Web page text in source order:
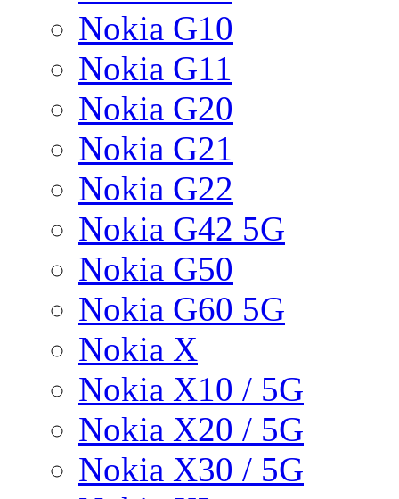
Nokia G10
Nokia G11
Nokia G20
Nokia G21
Nokia G22
Nokia G42 5G
Nokia G50
Nokia G60 5G
Nokia X
Nokia X10 / 5G
Nokia X20 / 5G
Nokia X30 / 5G